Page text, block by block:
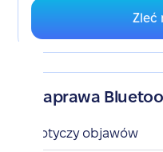
Zleć
Naprawa
Dotyczy objawów